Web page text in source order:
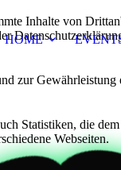
HOME
Inhalte von
Gewährleistung
Statistiken, die
Webseiten.